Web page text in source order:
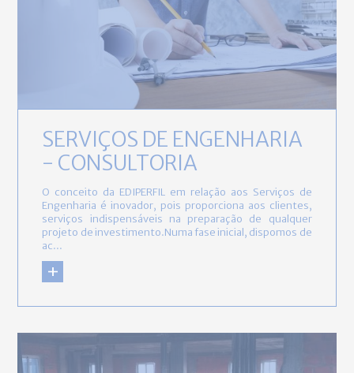
SERVIÇOS DE ENGENHARIA
- CONSULTORIA
O conceito da EDIPERFIL em relação aos Serviços de
Engenharia é inovador, pois proporciona aos clientes,
serviços indispensáveis na preparação de qualquer
projeto de investimento.Numa fase inicial, dispomos de
ac...